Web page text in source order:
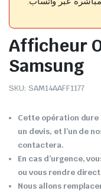
Afficheur
Samsung
SKU: SAM14AAFF1177
Cette opération dure
un devis, et l’un de
contactera.
En cas d’urgence,
ou vous rendre
Nous allons